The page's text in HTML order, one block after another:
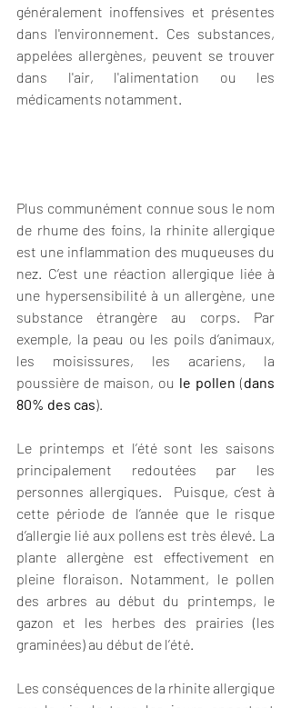
généralement inoffensives et présentes
dans l'environnement. Ces substances,
appelées allergènes, peuvent se trouver
dans l'air, l'alimentation ou les
médicaments notamment.
Plus communément connue sous le nom
de rhume des foins, la rhinite allergique
est une inflammation des muqueuses du
nez. C’est une réaction allergique liée à
une hypersensibilité à un allergène, une
substance étrangère au corps. Par
exemple, la peau ou les poils d’animaux,
les moisissures, les acariens, la
poussière de maison, ou le pollen (dans
80% des cas).
Le printemps et l’été sont les saisons
principalement redoutées par les
personnes allergiques.  Puisque, c’est à
cette période de l’année que le risque
d’allergie lié aux pollens est très élevé. La
plante allergène est effectivement en
pleine floraison. Notamment, le pollen
des arbres au début du printemps, le
gazon et les herbes des prairies (les
graminées) au début de l’été.
Les conséquences de la rhinite allergique